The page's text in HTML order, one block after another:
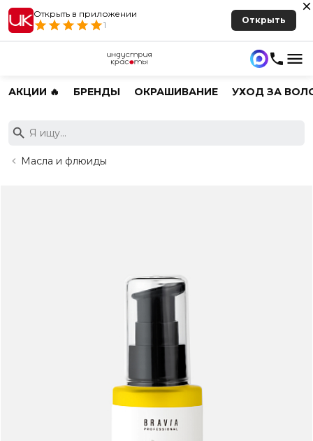
Открыть в приложении
1
Открыть
АКЦИИ 🔥 БРЕНДЫ ОКРАШИВАНИЕ УХОД ЗА
Масла и флюиды